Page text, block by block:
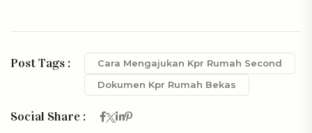
Post Tags :
Cara Mengajukan Kpr Rumah Second
Dokumen Kpr Rumah Bekas
Social Share :